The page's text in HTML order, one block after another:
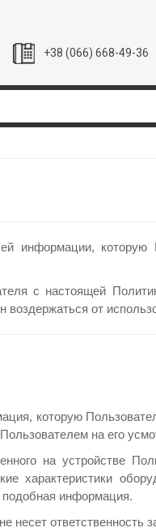
+38 (066) 668-49-36
информации,
с настоящей
от
которую
на его
на устройстве
характеристики
информация.
несет ответственность